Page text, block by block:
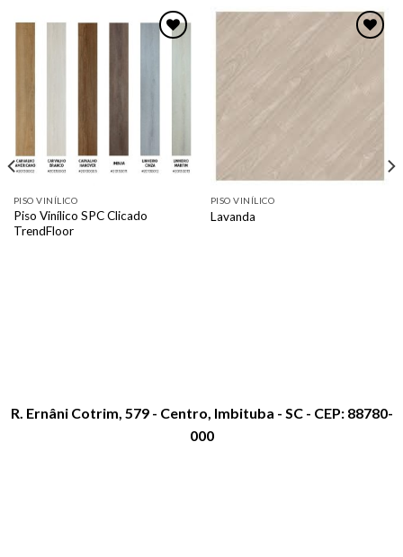
PISO VINÍLICO
Piso Vinílico SPC Clicado
TrendFloor
PISO VINÍLICO
Lavanda
R. Ernâni Cotrim, 579 - Centro, Imbituba - SC - CEP: 88780-
000